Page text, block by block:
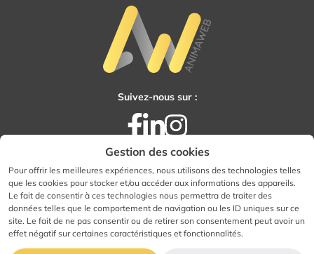
Gestion des cookies
Pour offrir les meilleures expériences, nous utilisons des technologies telles
que les cookies pour stocker et/ou accéder aux informations des appareils.
Le fait de consentir à ces technologies nous permettra de traiter des
données telles que le comportement de navigation ou les ID uniques sur ce
site. Le fait de ne pas consentir ou de retirer son consentement peut avoir un
effet négatif sur certaines caractéristiques et fonctionnalités.
Suivez-nous sur :
Facebook
LinkedInInstagram
Tous droits réservés - Animaweb
Accessibilité : totalement conforme
Mentions légales